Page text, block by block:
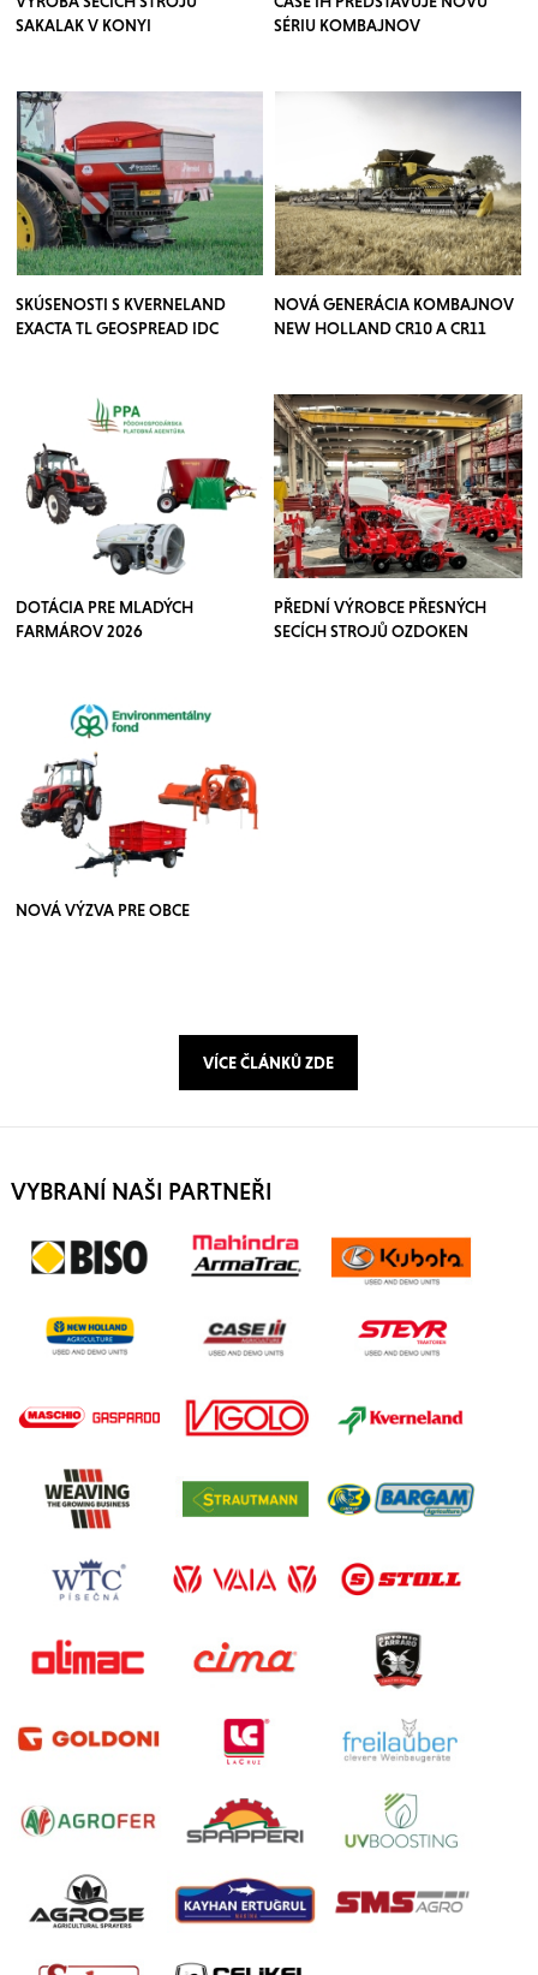
SAKALAK V KONYI
SÉRIU KOMBAJNOV
SKÚSENOSTI S KVERNELAND
EXACTA TL GEOSPREAD IDC
NOVÁ GENERÁCIA KOMBAJNOV
NEW HOLLAND CR10 A CR11
DOTÁCIA PRE MLADÝCH
FARMÁROV 2026
PŘEDNÍ VÝROBCE PŘESNÝCH
SECÍCH STROJŮ OZDOKEN
NOVÁ VÝZVA PRE OBCE
VÍCE ČLÁNKŮ ZDE
VYBRANÍ NAŠI PARTNEŘI